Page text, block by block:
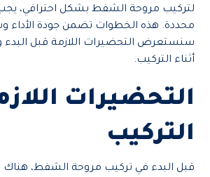
لتركيب مروحة الشفط بشكل احترافي،
محددة. هذه الخطوات تضمن جودة الأداء
سنستعرض التحضيرات اللازمة قبل البدء
أثناء التركيب.
التحضيرات
التركيب
قبل البدء في تركيب مروحة الشفط،